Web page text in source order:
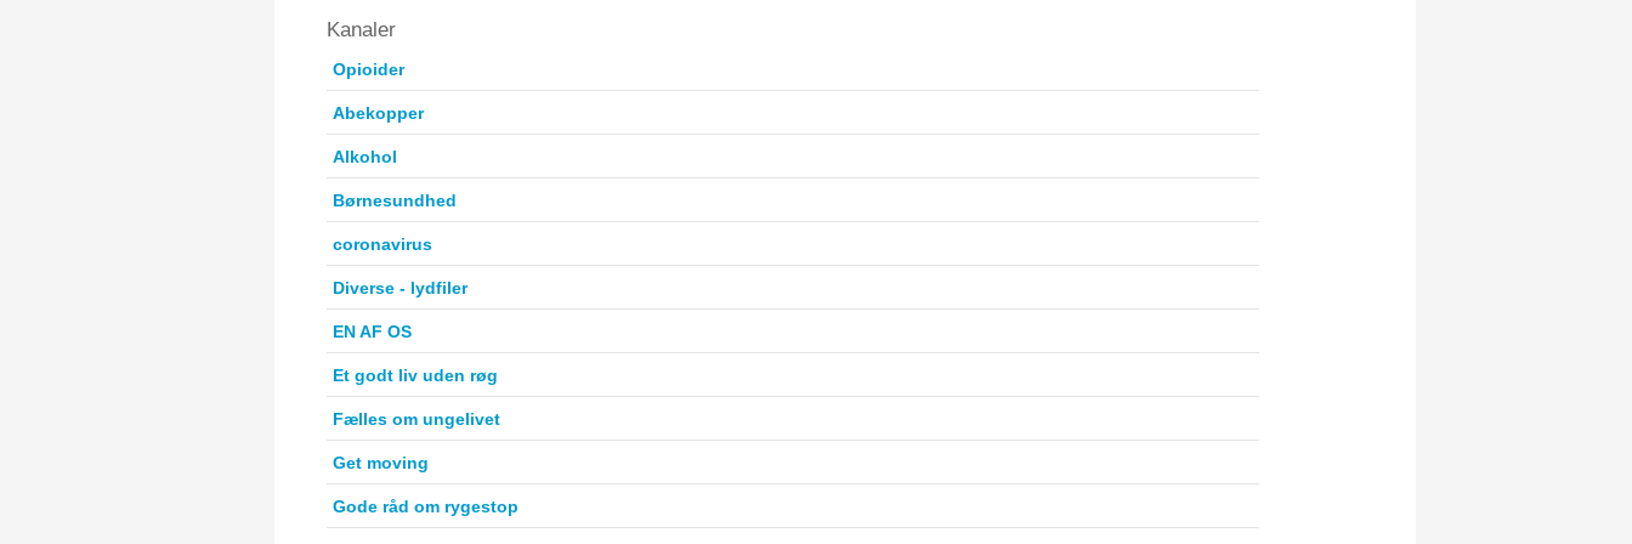
Kanaler
Opioider
Abekopper
Alkohol
Børnesundhed
coronavirus
Diverse - lydfiler
EN AF OS
Et godt liv uden røg
Fælles om ungelivet
Get moving
Gode råd om rygestop